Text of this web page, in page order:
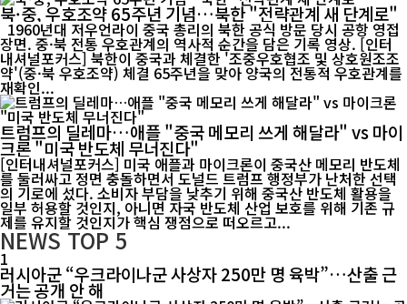
북·중, 우호조약 65주년 기념…북한 "전략관계 새 단계로"
장면. 중·북 전통 우호관계의 역사적 순간을 담은 기록 영상. [인터
내셔널포커스] 북한이 중국과 체결한 '조중우호협조 및 상호원조조
약'(중·북 우호조약) 체결 65주년을 맞아 양국의 전통적 우호관계를
재확인...
트럼프의 딜레마…애플 "중국 메모리 쓰게 해달라" vs 마이
크론 "미국 반도체 무너진다"
[인터내셔널포커스] 미국 애플과 마이크론이 중국산 메모리 반도체
를 둘러싸고 정면 충돌하면서 도널드 트럼프 행정부가 난처한 선택
의 기로에 섰다. 소비자 부담을 낮추기 위해 중국산 반도체 활용을
일부 허용할 것인지, 아니면 자국 반도체 산업 보호를 위해 기존 규
제를 유지할 것인지가 핵심 쟁점으로 떠오르고...
NEWSTOP 5
1
러시아군 “우크라이나군 사상자 250만 명 육박”…산출 근
거는 공개 안 해